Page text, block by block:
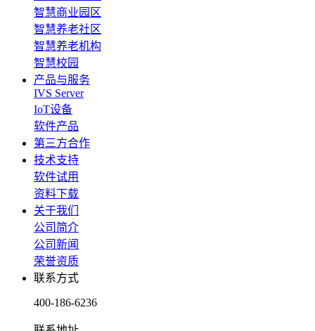
智慧商业园区
智慧养老社区
智慧养老机构
智慧校园
产品与服务
IVS Server
IoT设备
软件产品
第三方合作
技术支持
软件试用
资料下载
关于我们
公司简介
公司新闻
荣誉资质
联系方式
400-186-6236